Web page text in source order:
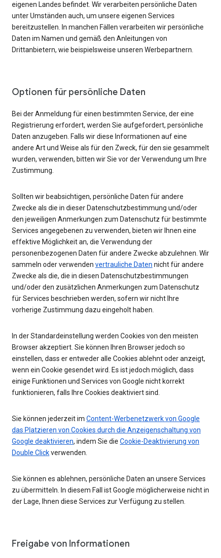
eigenen Landes befindet. Wir verarbeiten persönliche Daten
unter Umständen auch, um unsere eigenen Services
bereitzustellen. In manchen Fällen verarbeiten wir persönliche
Daten im Namen und gemäß den Anleitungen von
Drittanbietern, wie beispielsweise unseren Werbepartnern.
Optionen für persönliche Daten
Bei der Anmeldung für einen bestimmten Service, der eine
Registrierung erfordert, werden Sie aufgefordert, persönliche
Daten anzugeben. Falls wir diese Informationen auf eine
andere Art und Weise als für den Zweck, für den sie gesammelt
wurden, verwenden, bitten wir Sie vor der Verwendung um Ihre
Zustimmung.
Sollten wir beabsichtigen, persönliche Daten für andere
Zwecke als die in dieser Datenschutzbestimmung und/oder
den jeweiligen Anmerkungen zum Datenschutz für bestimmte
Services angegebenen zu verwenden, bieten wir Ihnen eine
effektive Möglichkeit an, die Verwendung der
personenbezogenen Daten für andere Zwecke abzulehnen. Wir
sammeln oder verwenden vertrauliche Daten nicht für andere
Zwecke als die, die in diesen Datenschutzbestimmungen
und/oder den zusätzlichen Anmerkungen zum Datenschutz
für Services beschrieben werden, sofern wir nicht Ihre
vorherige Zustimmung dazu eingeholt haben.
In der Standardeinstellung werden Cookies von den meisten
Browser akzeptiert. Sie können Ihren Browser jedoch so
einstellen, dass er entweder alle Cookies ablehnt oder anzeigt,
wenn ein Cookie gesendet wird. Es ist jedoch möglich, dass
einige Funktionen und Services von Google nicht korrekt
funktionieren, falls Ihre Cookies deaktiviert sind.
Sie können jederzeit im Content-Werbenetzwerk von Google
das Platzieren von Cookies durch die Anzeigenschaltung von
Google deaktivieren, indem Sie die Cookie-Deaktivierung von
Double Clickverwenden.
Sie können es ablehnen, persönliche Daten an unsere Services
zu übermitteln. In diesem Fall ist Google möglicherweise nicht in
der Lage, Ihnen diese Services zur Verfügung zu stellen.
Freigabe von Informationen